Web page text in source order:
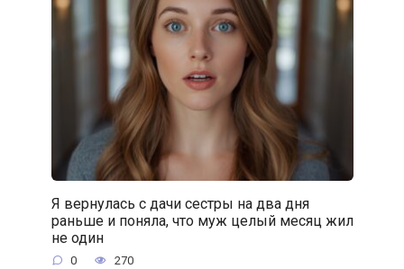
Я вернулась с дачи сестры на два дня
раньше и поняла, что муж целый месяц жил
не один
0 270